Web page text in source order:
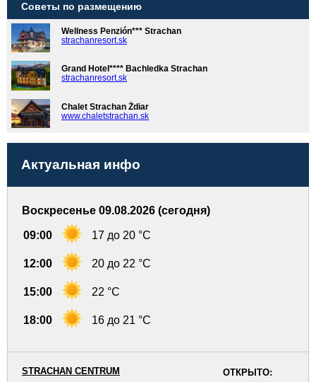
Советы по размещению
Wellness Penzión*** Strachan
strachanresort.sk
Grand Hotel**** Bachledka Strachan
strachanresort.sk
Chalet Strachan Ždiar
www.chaletstrachan.sk
Актуальная инфо
Воскресенье 09.08.2026 (сегодня)
09:00 17 до 20 °C
12:00 20 до 22 °C
15:00 22 °C
18:00 16 до 21 °C
ОТКРЫТО:
STRACHAN CENTRUM